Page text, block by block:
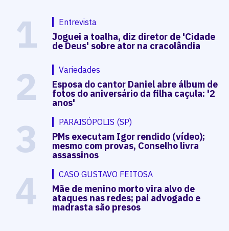
1 Entrevista
Joguei a toalha, diz diretor de 'Cidade
de Deus' sobre ator na cracolândia
2 Variedades
Esposa do cantor Daniel abre álbum de
fotos do aniversário da filha caçula: '2
anos'
3 PARAISÓPOLIS (SP)
PMs executam Igor rendido (vídeo);
mesmo com provas, Conselho livra
assassinos
4 CASO GUSTAVO FEITOSA
Mãe de menino morto vira alvo de
ataques nas redes; pai advogado e
madrasta são presos